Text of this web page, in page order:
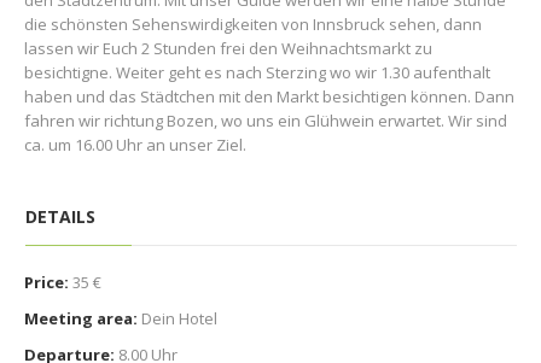
die schönsten Sehenswirdigkeiten von Innsbruck sehen, dann
lassen wir Euch 2 Stunden frei den Weihnachtsmarkt zu
besichtigne. Weiter geht es nach Sterzing wo wir 1.30 aufenthalt
haben und das Städtchen mit den Markt besichtigen können. Dann
fahren wir richtung Bozen, wo uns ein Glühwein erwartet. Wir sind
ca. um 16.00 Uhr an unser Ziel.
DETAILS
Price: 35 €
Meeting area: Dein Hotel
Departure: 8.00 Uhr